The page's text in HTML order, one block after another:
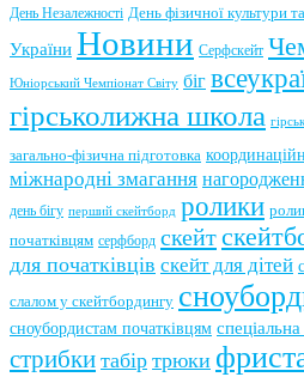
День Незалежності День фізичної культури
України Новини Серфскейт
Юніорський Чемпіонат Світу біг
гірськолижна школа
загально-фізична підготовка
міжнародні змагання
день бігу перший скейтборд ролики
початківцям серфборд скейт
для початківців скейт для дітей
слалом у скейтбордингу
сноубордистам початківцям
стрибки табір трюки